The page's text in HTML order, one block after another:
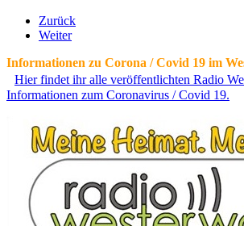
Zurück
Weiter
Informationen zu Corona / Covid 19 im
Hier findet ihr alle veröffentlichten Radio
Informationen zum Coronavirus / Covid 19.